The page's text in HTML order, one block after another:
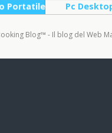
Portatile Pc
Blog™ - Il blog del Web